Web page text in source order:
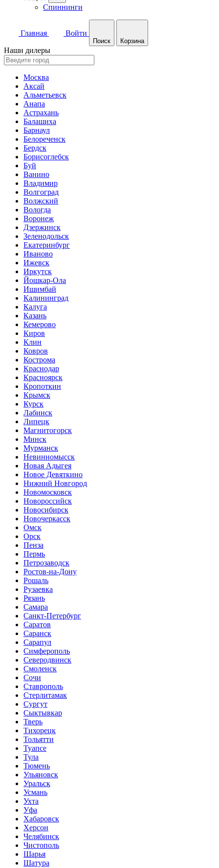
Спиннинги
Главная Войти
Поиск Корзина
Наши дилеры
Москва
Аксай
Альметьевск
Анапа
Астрахань
Балашиха
Барнаул
Белореченск
Бердск
Борисоглебск
Буй
Ванино
Владимир
Волгоград
Волжский
Вологда
Воронеж
Дзержинск
Зеленодольск
Екатеринбург
Иваново
Ижевск
Иркутск
Йошкар-Ола
Ишимбай
Калининград
Калуга
Казань
Кемерово
Киров
Клин
Ковров
Кострома
Краснодар
Красноярск
Кропоткин
Крымск
Курск
Лабинск
Липецк
Магнитогорск
Минск
Мурманск
Невинномысск
Новая Адыгея
Новое Девяткино
Нижний Новгород
Новомосковск
Новороссийск
Новосибирск
Новочеркасск
Омск
Орск
Пенза
Пермь
Петрозаводск
Ростов-на-Дону
Рошаль
Рузаевка
Рязань
Самара
Санкт-Петербург
Саратов
Саранск
Сарапул
Симферополь
Северодвинск
Смоленск
Сочи
Ставрополь
Стерлитамак
Сургут
Сыктывкар
Тверь
Тихорецк
Тольятти
Туапсе
Тула
Тюмень
Ульяновск
Уральск
Усмань
Ухта
Уфа
Хабаровск
Херсон
Челябинск
Чистополь
Шарья
Шатура